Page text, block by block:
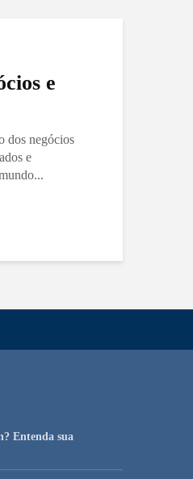
e
dos negócios
e
Entenda sua